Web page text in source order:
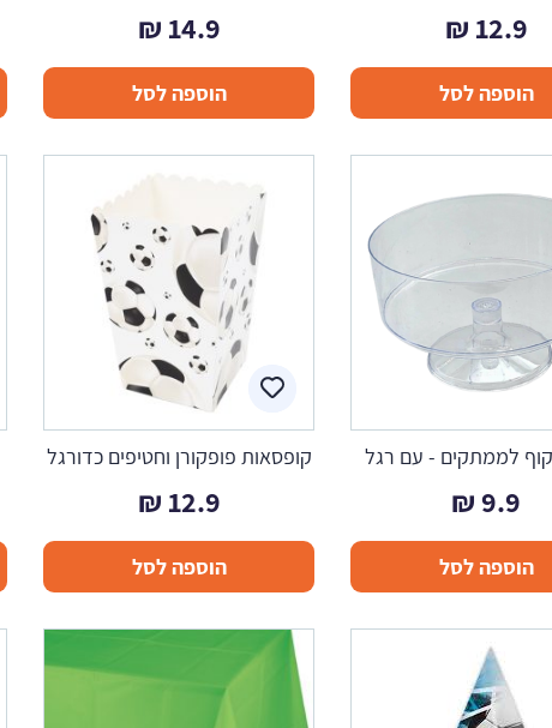
12.9
₪
הוספה לסל
14.9
₪
הוספה לסל
לממתקים - עם רגל
9.9
₪
הוספה לסל
קופסאות פופקורן וחטיפים כדורגל
12.9
₪
הוספה לסל